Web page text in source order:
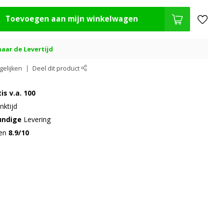
Toevoegen aan mijn winkelwagen
de Levertijd
Deel dit product
v.a. 100
Levering
8.9/10